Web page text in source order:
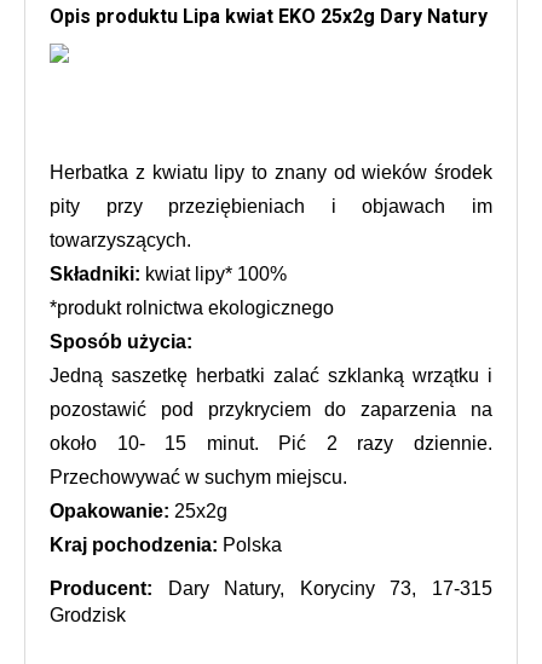
Opis produktu Lipa kwiat EKO 25x2g Dary Natury
Herbatka z kwiatu lipy to znany od wieków środek
pity przy przeziębieniach i objawach im
towarzyszących.
Składniki: kwiat lipy* 100%
*produkt rolnictwa ekologicznego
Sposób użycia:
Jedną saszetkę herbatki zalać szklanką wrzątku i
pozostawić pod przykryciem do zaparzenia na
około 10- 15 minut. Pić 2 razy dziennie.
Przechowywać w suchym miejscu.
Opakowanie: 25x2g
Kraj pochodzenia: Polska
Producent: Dary Natury, Koryciny 73, 17-315
Grodzisk